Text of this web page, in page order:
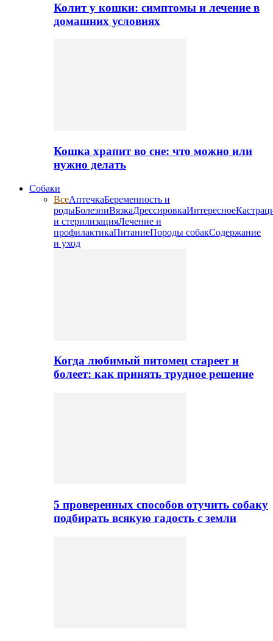
Колит у кошки: симптомы и лечение в
домашних условиях
Кошка храпит во сне: что можно или
нужно делать
Собаки
ВсеАптечкаБеременность и
родыБолезниВязкаДрессировкаИнтересное
и стерилизацияЛечение и
профилактикаПитаниеПороды собакСодержание
и уход
Когда любимый питомец стареет и
болеет: как принять трудное решение
5 проверенных способов отучить собаку
подбирать всякую гадость с земли